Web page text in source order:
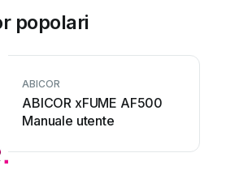
popolari
ABICOR
ABICOR xFUME AF500
Manuale utente